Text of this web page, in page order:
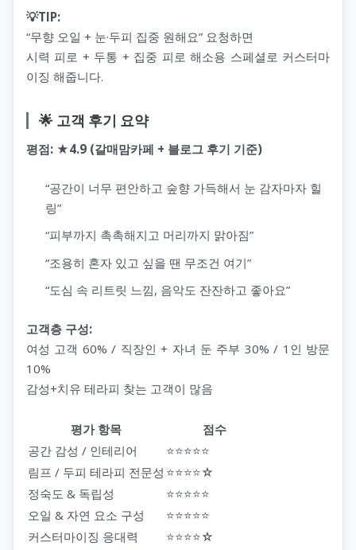
💡TIP:
“무향 오일 + 눈·두피 집중 원해요” 요청하면
시력 피로 + 두통 + 집중 피로 해소용 스페셜로 커스터마
이징 해줍니다.
🌟 고객 후기 요약
평점: ★4.9 (갈매맘카페 + 블로그 후기 기준)
“공간이 너무 편안하고 숲향 가득해서 눈 감자마자 힐
링”
“피부까지 촉촉해지고 머리까지 맑아짐”
“조용히 혼자 있고 싶을 땐 무조건 여기”
“도심 속 리트릿 느낌, 음악도 잔잔하고 좋아요”
고객층 구성:
여성 고객 60% / 직장인 + 자녀 둔 주부 30% / 1인 방문
10%
감성+치유 테라피 찾는 고객이 많음
평가 항목
점수
공간 감성 / 인테리어
⭐⭐⭐⭐⭐
림프 / 두피 테라피 전문성 ⭐⭐⭐⭐☆
정숙도 & 독립성
⭐⭐⭐⭐⭐
오일 & 자연 요소 구성
⭐⭐⭐⭐⭐
커스터마이징 응대력
⭐⭐⭐⭐☆